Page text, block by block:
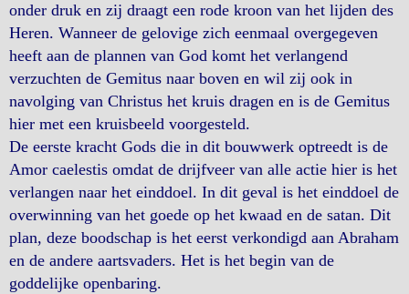
onder druk en zij draagt een rode kroon van het lijden des
Heren. Wanneer de gelovige zich eenmaal overgegeven
heeft aan de plannen van God komt het verlangend
verzuchten de Gemitus naar boven en wil zij ook in
navolging van Christus het kruis dragen en is de Gemitus
hier met een kruisbeeld voorgesteld.
De eerste kracht Gods die in dit bouwwerk optreedt is de
Amor caelestis omdat de drijfveer van alle actie hier is het
verlangen naar het einddoel. In dit geval is het einddoel de
overwinning van het goede op het kwaad en de satan. Dit
plan, deze boodschap is het eerst verkondigd aan Abraham
en de andere aartsvaders. Het is het begin van de
goddelijke openbaring.